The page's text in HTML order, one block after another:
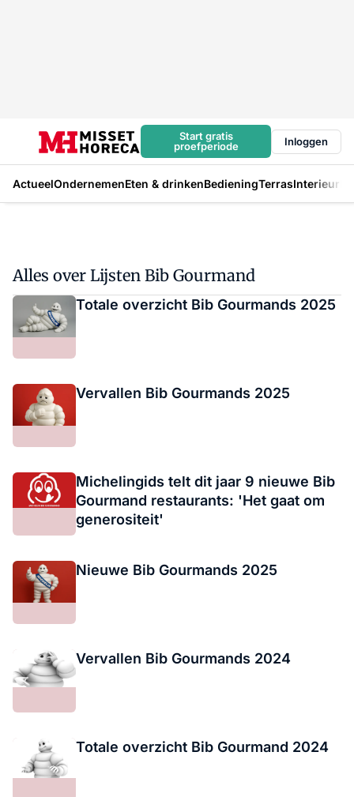
Start gratis
proefperiode
Inloggen
ActueelOndernemenEten & drinkenBedieningTerrasInterieur
Alles over Lijsten Bib Gourmand
Totale overzicht Bib Gourmands 2025
Vervallen Bib Gourmands 2025
Michelingids telt dit jaar 9 nieuwe Bib
Gourmand restaurants: 'Het gaat om
generositeit'
Nieuwe Bib Gourmands 2025
Vervallen Bib Gourmands 2024
Totale overzicht Bib Gourmand 2024